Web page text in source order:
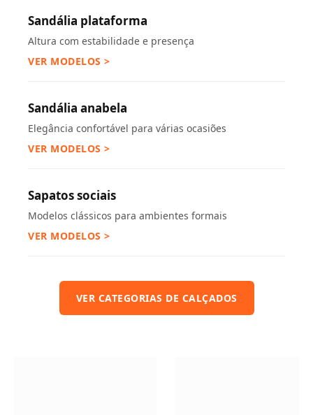
Sandália plataforma
Altura com estabilidade e presença
VER MODELOS >
Sandália anabela
Elegância confortável para várias ocasiões
VER MODELOS >
Sapatos sociais
Modelos clássicos para ambientes formais
VER MODELOS >
VER CATEGORIAS DE CALÇADOS